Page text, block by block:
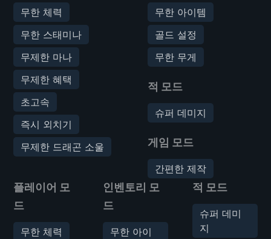
무한 체력
무한 스태미나
무제한 마나
무제한 혜택
초고속
즉시 외치기
무제한 드래곤 소울
무한 아이템
골드 설정
무한 무게
적 모드
슈퍼 데미지
게임 모드
간편한 제작
플레이어 모
드
무한 체력
인벤토리 모
드
무한 아이
적 모드
슈퍼 데미
지